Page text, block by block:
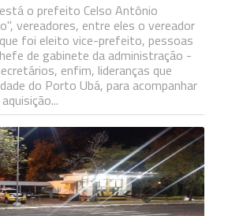
o prefeito Celso Antônio
vereadores, entre eles o vereador
foi eleito vice-prefeito, pessoas
de gabinete da administração -
enfim, lideranças que
do Porto Ubá, para acompanhar